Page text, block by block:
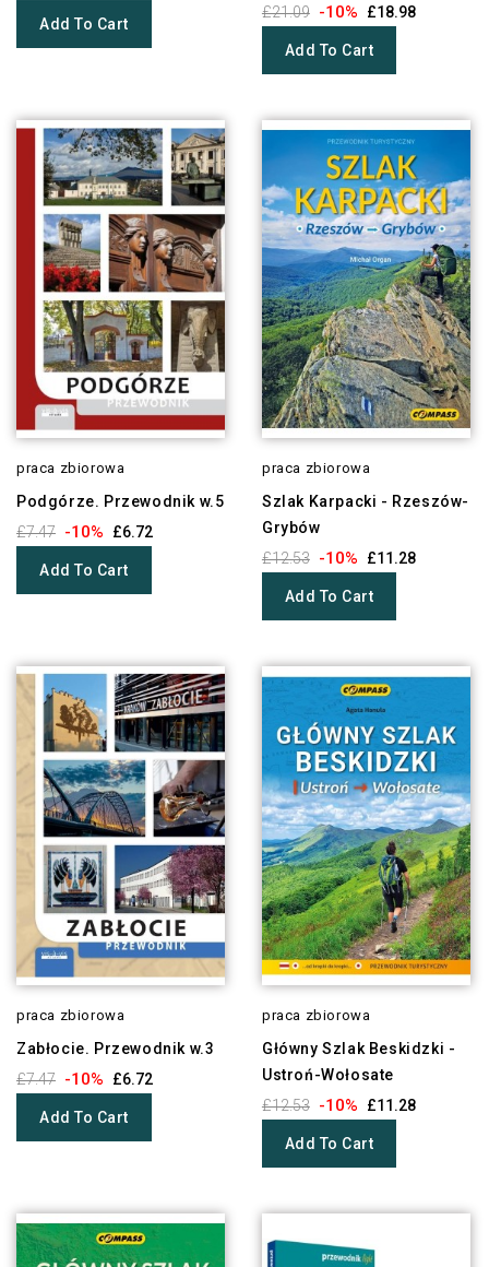
Add To Cart
£21.09 -10% £18.98
Add To Cart
praca zbiorowa
Podgórze. Przewodnik w.5
£7.47 -10% £6.72
Add To Cart
praca zbiorowa
Szlak Karpacki - Rzeszów-
Grybów
£12.53 -10% £11.28
Add To Cart
praca zbiorowa
Zabłocie. Przewodnik w.3
£7.47 -10% £6.72
Add To Cart
praca zbiorowa
Główny Szlak Beskidzki -
Ustroń-Wołosate
£12.53 -10% £11.28
Add To Cart